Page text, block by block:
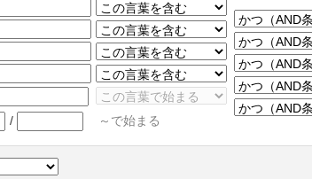
/ ～で始まる